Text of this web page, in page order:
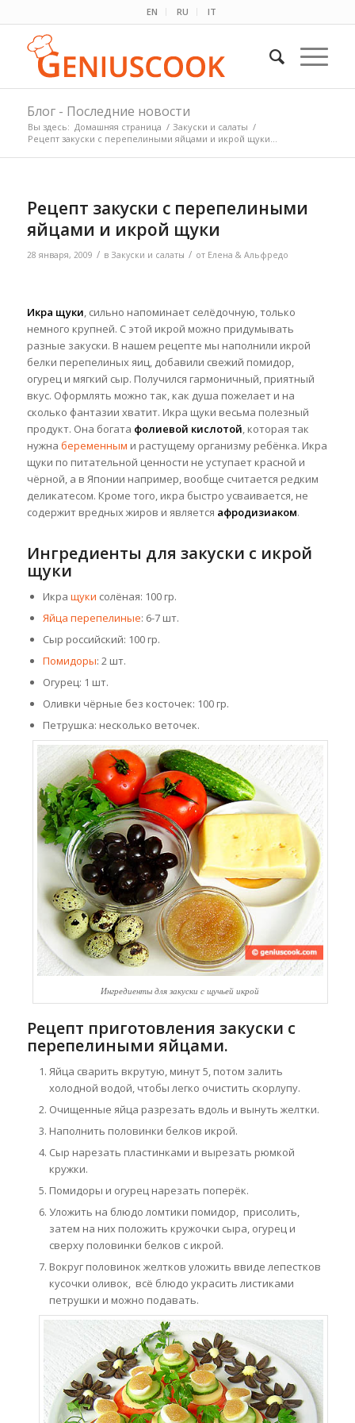
EN RU IT
Блог - Последние новости
Вы здесь: Домашняя страница / Закуски и салаты /
Рецепт закуски с перепелиными яйцами и икрой щуки...
Рецепт закуски с перепелиными
яйцами и икрой щуки
28 января, 2009 / в Закуски и салаты / от Елена & Альфредо
Икра щуки, сильно напоминает селёдочную, только
немного крупней. С этой икрой можно придумывать
разные закуски. В нашем рецепте мы наполнили икрой
белки перепелиных яиц, добавили свежий помидор,
огурец и мягкий сыр. Получился гармоничный, приятный
вкус. Оформлять можно так, как душа пожелает и на
сколько фантазии хватит. Икра щуки весьма полезный
продукт. Она богата фолиевой кислотой, которая так
нужна беременным и растущему организму ребёнка. Икра
щуки по питательной ценности не уступает красной и
чёрной, а в Японии например, вообще считается редким
деликатесом. Кроме того, икра быстро усваивается, не
содержит вредных жиров и является афродизиаком.
Ингредиенты для закуски с икрой
щуки
Икра щуки солёная: 100 гр.
Яйца перепелиные: 6-7 шт.
Сыр российский: 100 гр.
Помидоры: 2 шт.
Огурец: 1 шт.
Оливки чёрные без косточек: 100 гр.
Петрушка: несколько веточек.
Ингредиенты для закуски с щучьей икрой
Рецепт приготовления закуски с
перепелиными яйцами.
Яйца сварить вкрутую, минут 5, потом залить
холодной водой, чтобы легко очистить скорлупу.
Очищенные яйца разрезать вдоль и вынуть желтки.
Наполнить половинки белков икрой.
Сыр нарезать пластинками и вырезать рюмкой
кружки.
Помидоры и огурец нарезать поперёк.
Уложить на блюдо ломтики помидор, присолить,
затем на них положить кружочки сыра, огурец и
сверху половинки белков с икрой.
Вокруг половинок желтков уложить ввиде лепестков
кусочки оливок, всё блюдо украсить листиками
петрушки и можно подавать.